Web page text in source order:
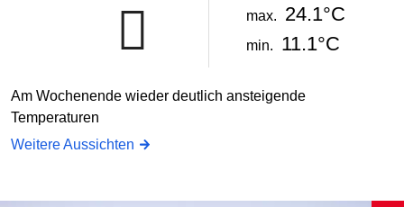
max. 24.1°C
min. 11.1°C
Am Wochenende wieder deutlich ansteigende
Temperaturen
Weitere Aussichten